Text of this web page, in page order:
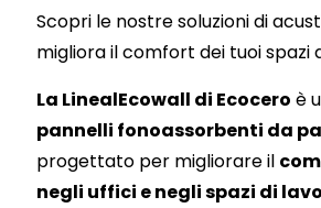
Scopri le nostre soluzioni di
migliora il comfort dei tuoi spazi
La LinealEcowall di Ecocero è
pannelli fonoassorbenti da
progettato per migliorare il
negli uffici e negli spazi di